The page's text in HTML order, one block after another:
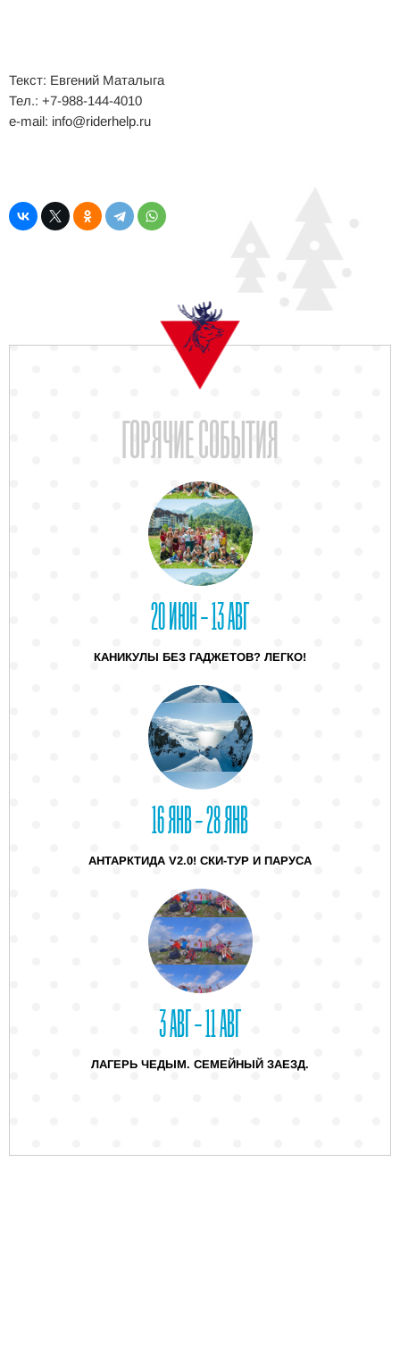
Текст: Евгений Маталыга
Тел.: +7-988-144-4010
e-mail: info@riderhelp.ru
ГОРЯЧИЕ СОБЫТИЯ
20 ИЮН – 13 АВГ
КАНИКУЛЫ БЕЗ ГАДЖЕТОВ? ЛЕГКО!
16 ЯНВ – 28 ЯНВ
АНТАРКТИДА V2.0! СКИ-ТУР И ПАРУСА
3 АВГ – 11 АВГ
ЛАГЕРЬ ЧЕДЫМ. СЕМЕЙНЫЙ ЗАЕЗД.